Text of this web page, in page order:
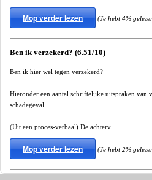
Mop verder lezen (Je hebt 4%
Ben ik verzekerd? (6.51/10)
Ben ik hier wel tegen verzekerd?
Hieronder een aantal schriftelijke uitspraken van
schadegeval
(Uit een proces-verbaal) De achterv...
Mop verder lezen (Je hebt 2%